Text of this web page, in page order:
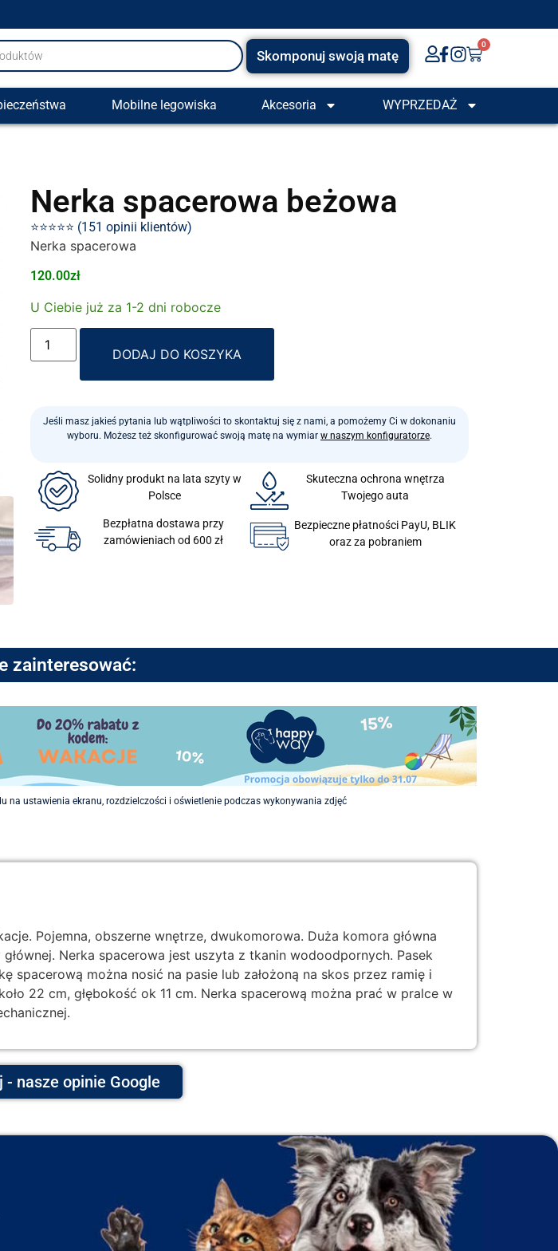
Skomponuj swoją matę
0
Mobilne legowiska Akcesoria WYPRZEDAŻ
Nerka spacerowa beżowa
⭐⭐⭐⭐⭐ (151 opinii klientów)
Nerka spacerowa
120.00zł
U Ciebie już za 1-2 dni robocze
DODAJ DO KOSZYKA
Jeśli masz jakieś pytania lub wątpliwości to skontaktuj się z nami, a pomożemy Ci w dokonaniu
wyboru. Możesz też skonfigurować swoją matę na wymiar w naszym konfiguratorze.
Solidny produkt na lata szyty w
Polsce
Skuteczna ochrona wnętrza
Twojego auta
Bezpłatna dostawa przy
zamówieniach od 600 zł
Bezpieczne płatności PayU, BLIK
oraz za pobraniem
zainteresować:
ustawienia ekranu, rozdzielczości i oświetlenie podczas wykonywania zdjęć
Pojemna, obszerne wnętrze, dwukomorowa. Duża komora główna
Nerka spacerowa jest uszyta z tkanin wodoodpornych. Pasek
można nosić na pasie lub założoną na skos przez ramię i
22 cm, głębokość ok 11 cm. Nerka spacerową można prać w pralce w
nasze opinie Google